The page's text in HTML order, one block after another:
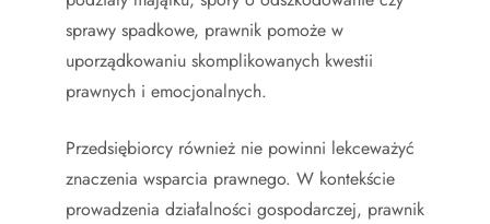
sprawy spadkowe, prawnik pomoże w
uporządkowaniu skomplikowanych kwestii
prawnych i emocjonalnych.
Przedsiębiorcy również nie powinni lekceważyć
znaczenia wsparcia prawnego. W kontekście
prowadzenia działalności gospodarczej, prawnik